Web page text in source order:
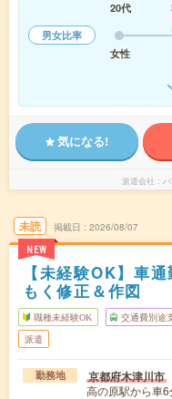
20代
男女比率
女性
気になる!
派遣会社
未読
NEW
掲載日 2026/08/07
【未経験OK】車
もく修正＆作図
職種未経験OK 交通費別途
派遣
勤務地 京都府木津川市
高の原駅から車